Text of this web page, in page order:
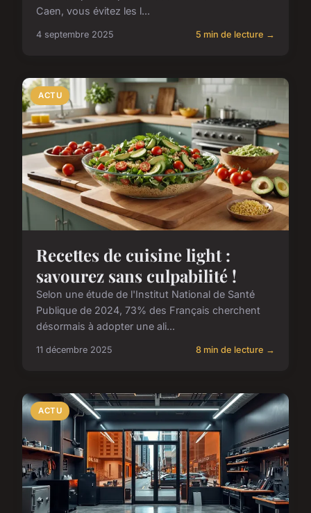
Caen, vous évitez les l...
4 septembre 2025 5 min de lecture →
ACTU
Recettes de cuisine light :
savourez sans culpabilité !
Selon une étude de l'Institut National de Santé
Publique de 2024, 73% des Français cherchent
désormais à adopter une ali...
11 décembre 2025 8 min de lecture →
ACTU